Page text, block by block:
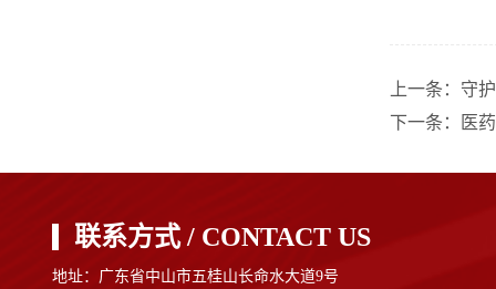
上一条： 守
下一条：
医
联系方式 / CONTACT US
地址：广东省中山市五桂山长命水大道9号